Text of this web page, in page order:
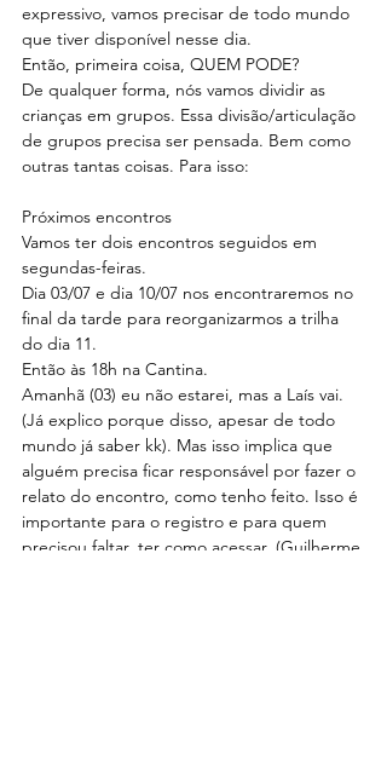
expressivo, vamos precisar de todo mundo
que tiver disponível nesse dia.
Então, primeira coisa, QUEM PODE?
De qualquer forma, nós vamos dividir as
crianças em grupos. Essa divisão/articulação
de grupos precisa ser pensada. Bem como
outras tantas coisas. Para isso:
Próximos encontros
Vamos ter dois encontros seguidos em
segundas-feiras.
Dia 03/07 e dia 10/07 nos encontraremos no
final da tarde para reorganizarmos a trilha
do dia 11.
Então às 18h na Cantina.
Amanhã (03) eu não estarei, mas a Laís vai.
(Já explico porque disso, apesar de todo
mundo já saber kk). Mas isso implica que
alguém precisa ficar responsável por fazer o
relato do encontro, como tenho feito. Isso é
importante para o registro e para quem
precisou faltar, ter como acessar. (Guilherme